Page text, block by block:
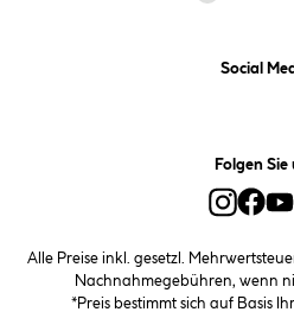
Social
Folgen Sie
Alle Preise inkl. gesetzl.
Nachnahmegebühren, wenn
*Preis bestimmt sich auf Basis